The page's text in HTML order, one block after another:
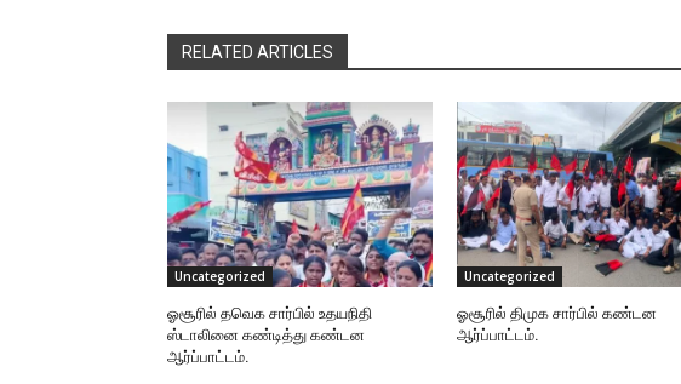
RELATED ARTICLES
Uncategorized
ஓசூரில் தவெக சார்பில் உதயநிதி
ஸ்டாலினை கண்டித்து கண்டன
ஆர்ப்பாட்டம்.
Uncategorized
ஓசூரில் திமுக சார்பில் கண்டன
ஆர்ப்பாட்டம்.